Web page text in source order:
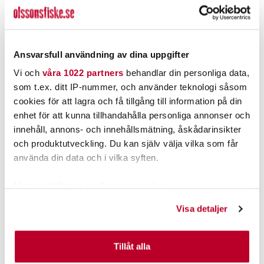
Ansvarsfull användning av dina uppgifter
Vi och våra 1022 partners behandlar din personliga data,
som t.ex. ditt IP-nummer, och använder teknologi såsom
cookies för att lagra och få tillgång till information på din
enhet för att kunna tillhandahålla personliga annonser och
innehåll, annons- och innehållsmätning, åskådarinsikter
och produktutveckling. Du kan själv välja vilka som får
använda din data och i vilka syften.
Identifiera din enhet genom att aktivt skanna den för
specifika kännetecken (fingeravtryck)
Ta reda på mer om hur dina personliga uppgifter
Visa detaljer
Tillåt alla
MIRA 15g
89,00 kr
89,00 kr
FINNS I LAGER.
LÄS MER
Berkley Sick Braid HV
339,00 kr
339,00 kr
FINNS I LAGER.
LÄS MER
ANDRA TITTADE OCKSÅ PÅ